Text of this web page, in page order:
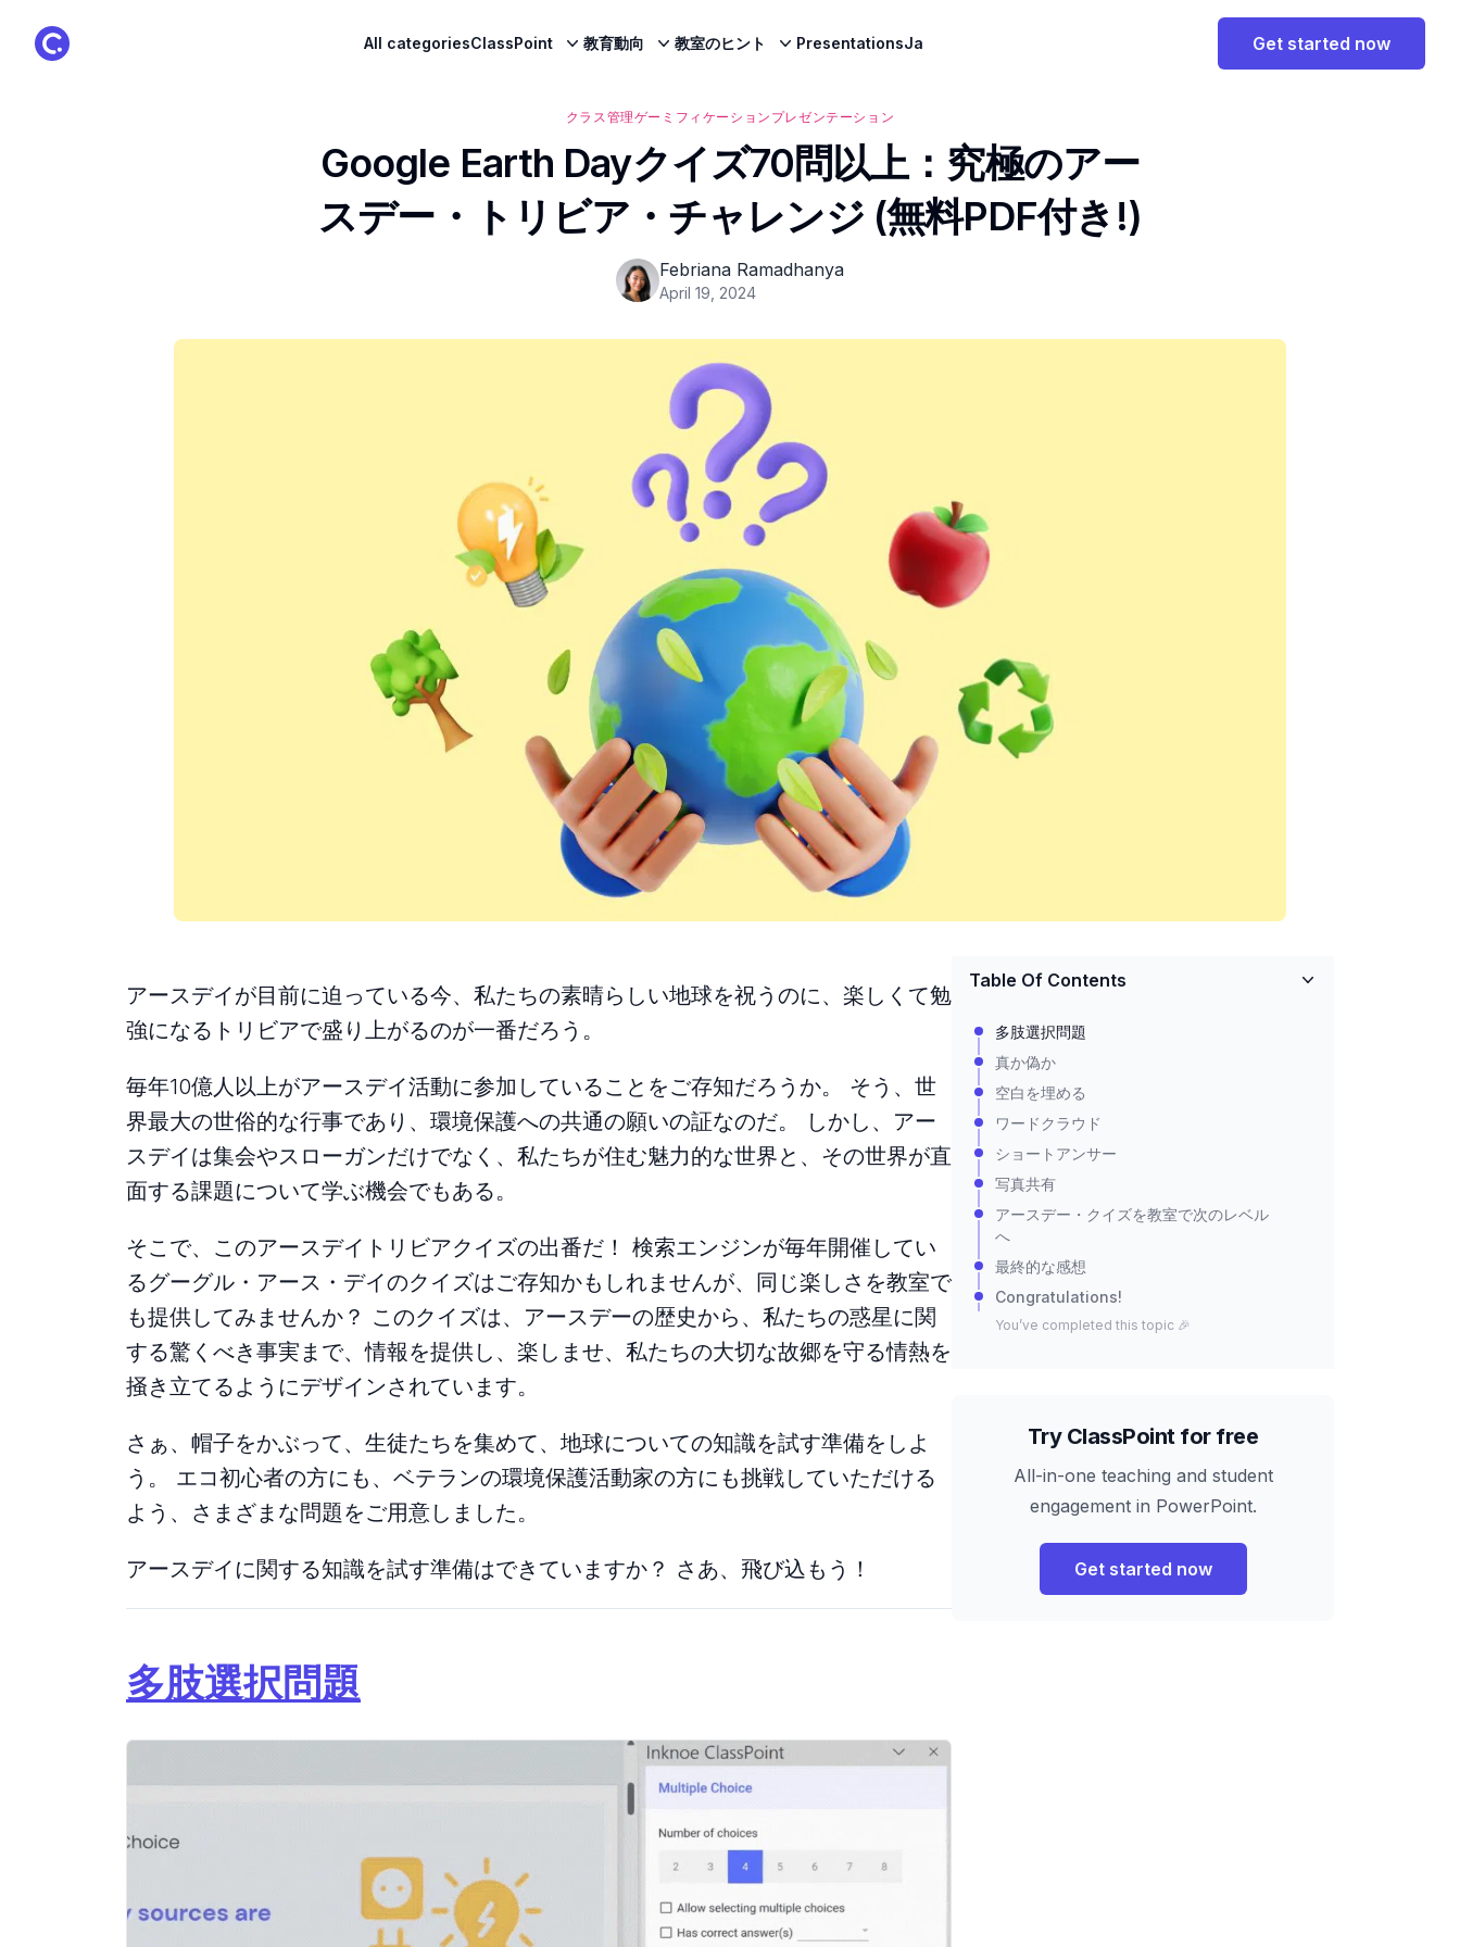
ClassPoint Logo All categoriesClassPoint 教育動向 教室のヒント PresentationsJa Get started now
クラス管理ゲーミフィケーション プレゼンテーション
Google Earth Dayクイズ70問以上：究極のアー
スデー・トリビア・チャレンジ (無料PDF付き!)
Febriana Ramadhanya
April 19, 2024
アースデイが目前に迫っている今、私たちの素晴らしい地球を祝うのに、楽しくて勉
強になるトリビアで盛り上がるのが一番だろう。
毎年10億人以上がアースデイ活動に参加していることをご存知だろうか。 そう、世
界最大の世俗的な行事であり、環境保護への共通の願いの証なのだ。 しかし、アー
スデイは集会やスローガンだけでなく、私たちが住む魅力的な世界と、その世界が直
面する課題について学ぶ機会でもある。
そこで、このアースデイトリビアクイズの出番だ！ 検索エンジンが毎年開催してい
るグーグル・アース・デイのクイズはご存知かもしれませんが、同じ楽しさを教室で
も提供してみませんか？ このクイズは、アースデーの歴史から、私たちの惑星に関
する驚くべき事実まで、情報を提供し、楽しませ、私たちの大切な故郷を守る情熱を
掻き立てるようにデザインされています。
さぁ、帽子をかぶって、生徒たちを集めて、地球についての知識を試す準備をしよ
う。 エコ初心者の方にも、ベテランの環境保護活動家の方にも挑戦していただける
よう、さまざまな問題をご用意しました。
アースデイに関する知識を試す準備はできていますか？ さあ、飛び込もう！
多肢選択問題
Table Of Contents
多肢選択問題
真か偽か
空白を埋める
ワードクラウド
ショートアンサー
写真共有
アースデー・クイズを教室で次のレベル
へ
最終的な感想
Congratulations!
You’ve completed this topic 🎉
Try ClassPoint for free
All-in-one teaching and student
engagement in PowerPoint.
Get started now